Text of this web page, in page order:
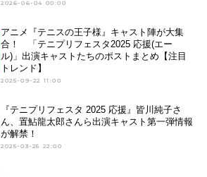
2026-06-04 00:00
アニメ『テニスの王子様』キャスト陣が大集
合！ 「テニプリフェスタ2025 応援(エー
ル)」出演キャストたちのポストまとめ【注目
トレンド】
2025-09-22 11:00
『テニプリフェスタ 2025 応援』皆川純⼦さ
ん、置鮎⿓太郎さんら出演キャスト第⼀弾情報
が解禁！
2025-03-25 22:00